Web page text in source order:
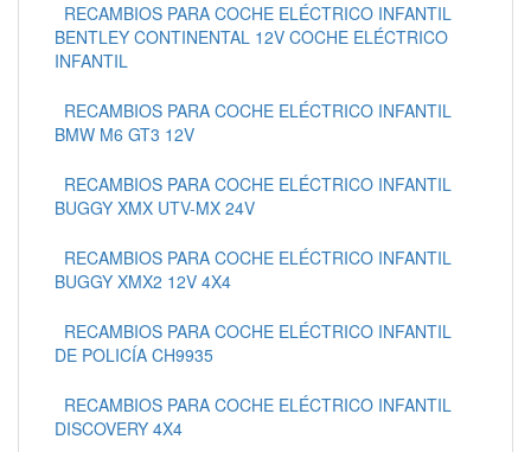
RECAMBIOS PARA COCHE ELÉCTRICO INFANTIL
BENTLEY CONTINENTAL 12V COCHE ELÉCTRICO
INFANTIL
RECAMBIOS PARA COCHE ELÉCTRICO INFANTIL
BMW M6 GT3 12V
RECAMBIOS PARA COCHE ELÉCTRICO INFANTIL
BUGGY XMX UTV-MX 24V
RECAMBIOS PARA COCHE ELÉCTRICO INFANTIL
BUGGY XMX2 12V 4X4
RECAMBIOS PARA COCHE ELÉCTRICO INFANTIL
DE POLICÍA CH9935
RECAMBIOS PARA COCHE ELÉCTRICO INFANTIL
DISCOVERY 4X4